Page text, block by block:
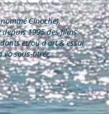
Cinoche),
depuis 1995 des films
et/ou d'art & essai
vo sous-titrée.